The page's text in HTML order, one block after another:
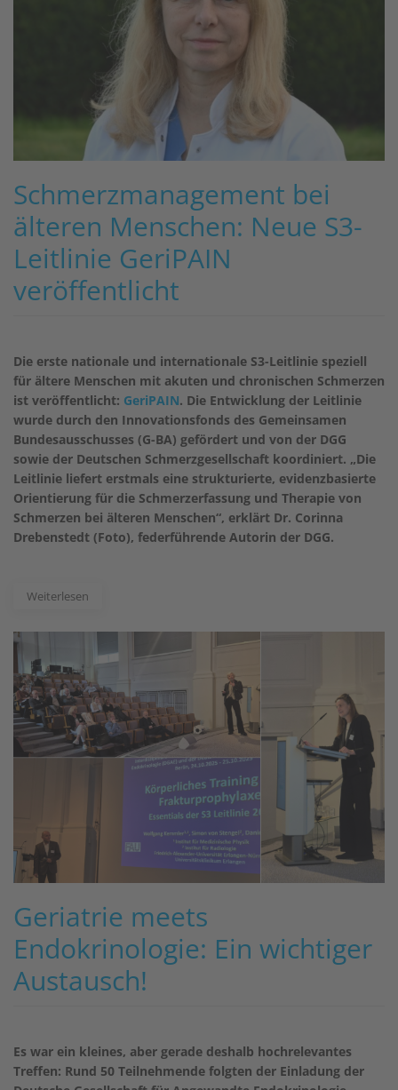
Schmerzmanagement bei
älteren Menschen: Neue S3-
Leitlinie GeriPAIN
veröffentlicht
Die erste nationale und internationale S3-Leitlinie speziell
für ältere Menschen mit akuten und chronischen Schmerzen
ist veröffentlicht: GeriPAIN. Die Entwicklung der Leitlinie
wurde durch den Innovationsfonds des Gemeinsamen
Bundesausschusses (G-BA) gefördert und von der DGG
sowie der Deutschen Schmerzgesellschaft koordiniert. „Die
Leitlinie liefert erstmals eine strukturierte, evidenzbasierte
Orientierung für die Schmerzerfassung und Therapie von
Schmerzen bei älteren Menschen“, erklärt Dr. Corinna
Drebenstedt (Foto), federführende Autorin der DGG.
Weiterlesen
Geriatrie meets
Endokrinologie: Ein wichtiger
Austausch!
Es war ein kleines, aber gerade deshalb hochrelevantes
Treffen: Rund 50 Teilnehmende folgten der Einladung der